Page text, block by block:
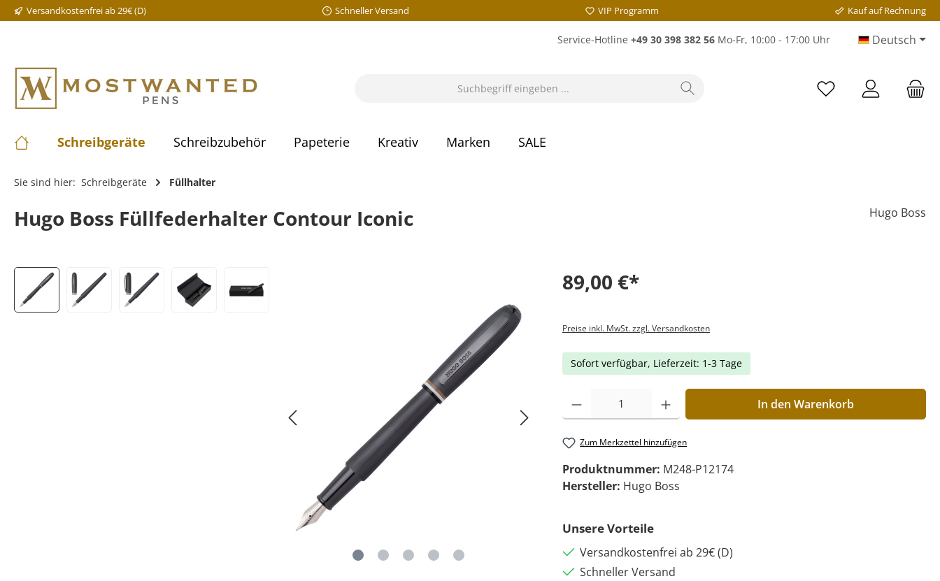
Versandkostenfrei ab 29€ (D) Schneller Versand VIP Programm Kauf auf Rechnung
Service-Hotline +49 30 398 382 56 Mo-Fr, 10:00 - 17:00 Uhr Deutsch
Schreibgeräte Schreibzubehör Papeterie Kreativ Marken SALE
Sie sind hier: Schreibgeräte Füllhalter
Hugo Boss Füllfederhalter Contour Iconic Hugo Boss
89,00 €*
Preise inkl. MwSt. zzgl. Versandkosten
Sofort verfügbar, Lieferzeit: 1-3 Tage
In den Warenkorb
Zum Merkzettel hinzufügen
Produktnummer: M248-P12174
Hersteller: Hugo Boss
Unsere Vorteile
Versandkostenfrei ab 29€ (D)
Schneller Versand